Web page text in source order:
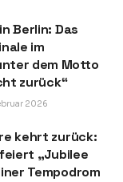
Berlin: Das
im
dem Motto
zurück“
2026
kehrt zurück:
„Jubilee
Tempodrom